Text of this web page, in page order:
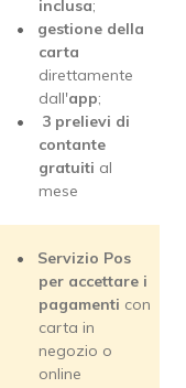
inclusa;
gestione della
carta
direttamente
dall'app;
3 prelievi di
contante
gratuiti al
mese
Servizio Pos
per accettare i
pagamenti con
carta in
negozio o
online